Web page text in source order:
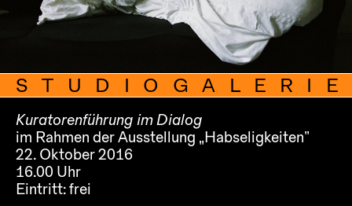
STUDIOGALERIE
Kuratorenführung im Dialog
im Rahmen der Ausstellung „Habseligkeiten“
22. Oktober 2016
16.00 Uhr
Eintritt:frei